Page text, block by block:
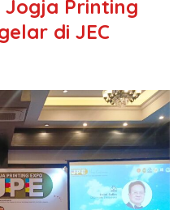
Jogja Printing
di JEC